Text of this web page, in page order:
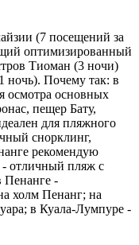
(7 посещений за
оптимизированный
Тиоман (3 ночи)
Почему так: в
осмотра основных
пещер Бату,
для пляжного
снорклинг,
рекомендую
- отличный пляж с
Пенанге -
холм Пенанг; на
в Куала-Лумпуре -